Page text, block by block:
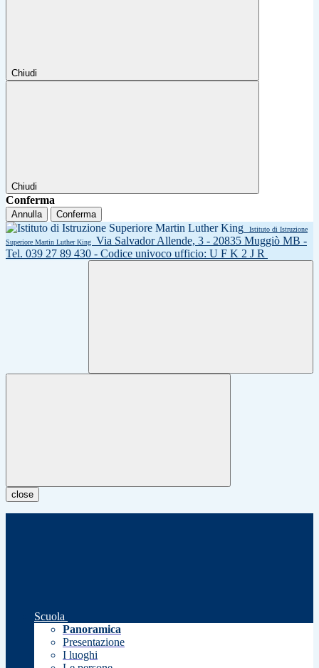
Chiudi
Chiudi
Conferma
Annulla Conferma
Istituto di Istruzione
Superiore Martin Luther King
Via Salvador Allende, 3 - 20835 Muggiò MB -
Tel. 039 27 89 430 - Codice univoco ufficio: U F K 2 J R
close
Scuola
Panoramica
Presentazione
I luoghi